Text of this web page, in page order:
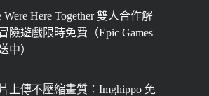
Were Here Together 雙人合作解
險遊戲限時免費（Epic Games
中）
上傳不壓縮畫質：Imghippo 免